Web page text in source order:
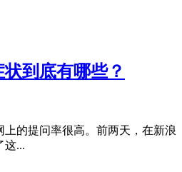
到底有哪些？
的提问率很高。前两天，在新浪
这...